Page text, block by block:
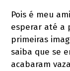
Pois é meu
esperar até a
primeiras
saiba que se
acabaram